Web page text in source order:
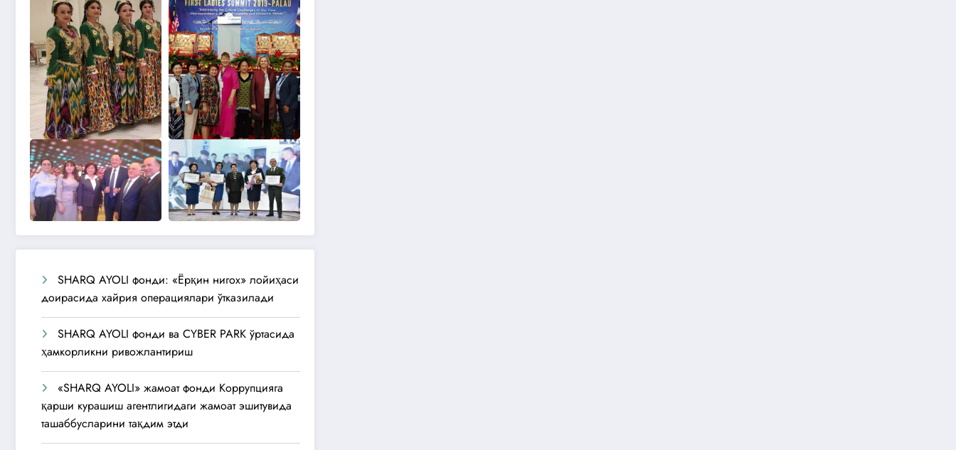
SHARQ AYOLI фонди: «Ёрқин нигох» лойиҳаси
доирасида хайрия операциялари ўтказилади
SHARQ AYOLI фонди ва CYBER PARK ўртасида
ҳамкорликни ривожлантириш
«SHARQ AYOLI» жамоат фонди Коррупцияга
қарши курашиш агентлигидаги жамоат эшитувида
ташаббусларини тақдим этди